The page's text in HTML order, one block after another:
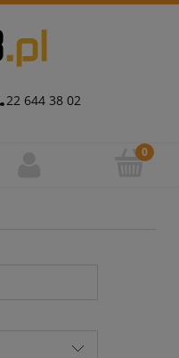
22 644 38 02